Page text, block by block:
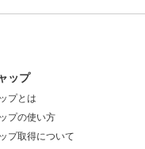
ップ
プとは
プの使い方
プ取得について